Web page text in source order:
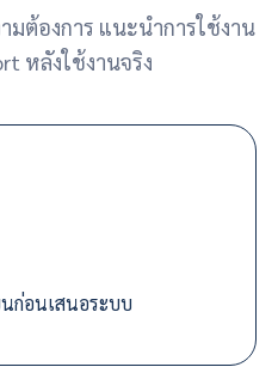
มต้องการ แนะนำการใช้งาน
หลังใช้งานจริง
นก่อนเสนอระบบ